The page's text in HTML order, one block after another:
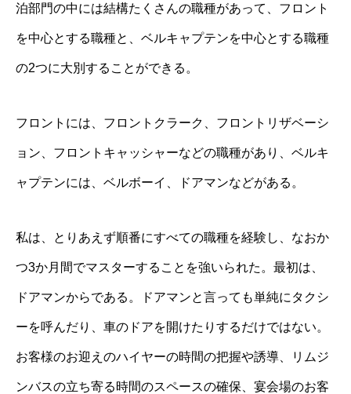
泊部門の中には結構たくさんの職種があって、フロント
を中心とする職種と、ベルキャプテンを中心とする職種
の2つに大別することができる。
フロントには、フロントクラーク、フロントリザベーシ
ョン、フロントキャッシャーなどの職種があり、ベルキ
ャプテンには、ベルボーイ、ドアマンなどがある。
私は、とりあえず順番にすべての職種を経験し、なおか
つ3か月間でマスターすることを強いられた。最初は、
ドアマンからである。ドアマンと言っても単純にタクシ
ーを呼んだり、車のドアを開けたりするだけではない。
お客様のお迎えのハイヤーの時間の把握や誘導、リムジ
ンバスの立ち寄る時間のスペースの確保、宴会場のお客